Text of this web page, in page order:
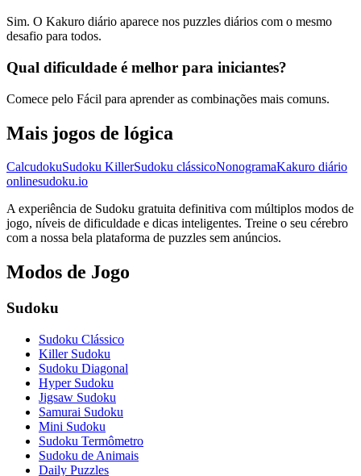
Sim. O Kakuro diário aparece nos puzzles diários com o mesmo
desafio para todos.
Qual dificuldade é melhor para iniciantes?
Comece pelo Fácil para aprender as combinações mais comuns.
Mais jogos de lógica
CalcudokuSudoku KillerSudoku clássicoNonogramaKakuro diário
onlinesudoku.io
A experiência de Sudoku gratuita definitiva com múltiplos modos de
jogo, níveis de dificuldade e dicas inteligentes. Treine o seu cérebro
com a nossa bela plataforma de puzzles sem anúncios.
Modos de Jogo
Sudoku
Sudoku Clássico
Killer Sudoku
Sudoku Diagonal
Hyper Sudoku
Jigsaw Sudoku
Samurai Sudoku
Mini Sudoku
Sudoku Termômetro
Sudoku de Animais
Daily Puzzles